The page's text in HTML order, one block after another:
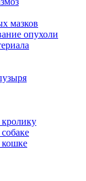
мазков
опухоли